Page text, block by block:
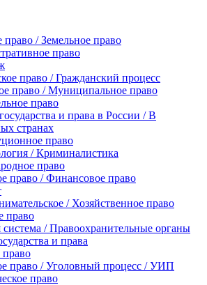
право / Земельное право
право
право / Гражданский процесс
право / Муниципальное право
право
и права в России / В
странах
право
/ Криминалистика
право
право / Финансовое право
/ Хозяйственное право
право
система / Правоохранительные органы
и права
право
право / Уголовный процесс / УИП
право